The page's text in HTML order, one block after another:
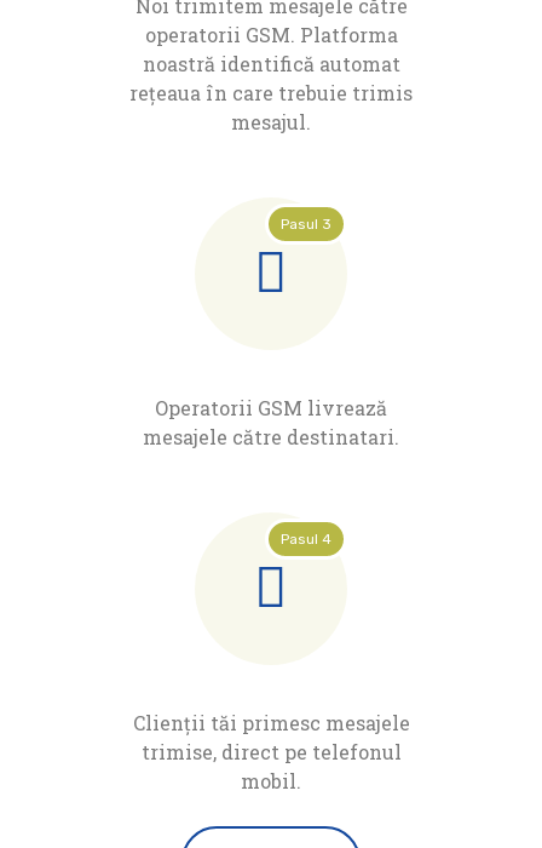
Noi trimitem mesajele către
operatorii GSM. Platforma
noastră identifică automat
rețeaua în care trebuie trimis
mesajul.
Pasul 3
Operatorii GSM livrează
mesajele către destinatari.
Pasul 4
Clienții tăi primesc mesajele
trimise, direct pe telefonul
mobil.